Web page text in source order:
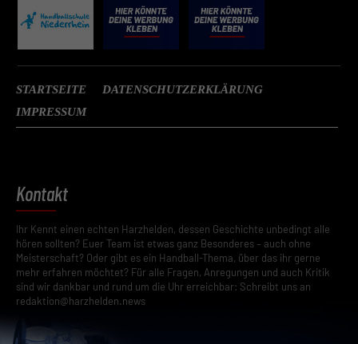
STARTSEITE
DATENSCHUTZERKLÄRUNG
IMPRESSUM
Kontakt
Ihr Kennt einen echten Harzhelden, dessen Geschichte unbedingt alle
hören sollten? Euer Team ist etwas ganz Besonderes – auch ohne
Meisterschaft? Oder gibt es ein Handball-Thema, über das ihr gerne
mehr erfahren möchtet? Für alle Fragen, Anregungen und auch Kritik
sind wir dankbar und rund um die Uhr erreichbar: Schreibt uns an
redaktion@harzhelden.news